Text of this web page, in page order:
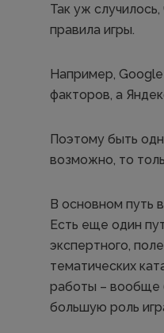
Так уж
правила игры.
Например,
факторов, а
Поэтому быть
возможно, то
В основном путь
Есть еще один
экспертного,
тематических
работы – вообще
большую роль